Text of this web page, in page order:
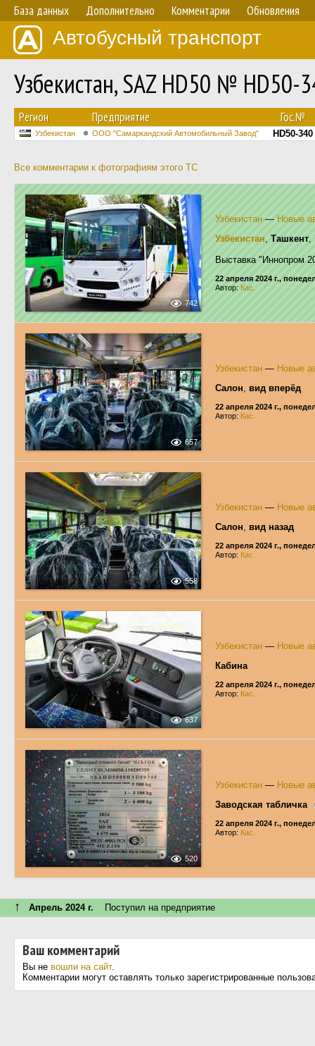
База данных Дополнительно Комментарии Обновления
Автобусный транспорт
Узбекистан, SAZ HD50 № HD50-
Регион Предприятие Гос.№
Узбекистан ООО "Самаркандский Автомобильный Завод" HD50-340
Все комментарии к фотографиям этого ТС
742
Узбекистан — Новые
Узбекистан, Ташкент,
Выставка "Иннопром
22 апреля 2024 г.,
Автор: Кас.
657
Узбекистан — Новые
Салон, вид вперёд
22 апреля 2024 г.,
Автор: Кас.
558
Узбекистан — Новые
Салон, вид назад
22 апреля 2024 г.,
Автор: Кас.
637
Узбекистан — Новые
Кабина
22 апреля 2024 г.,
Автор: Кас.
520
Узбекистан — Новые
Заводская табличка
22 апреля 2024 г.,
Автор: Кас.
↑ Апрель 2024 г. Поступил на предприятие
Ваш комментарий
Вы не вошли на сайт.
Комментарии могут оставлять только зарегистрированные